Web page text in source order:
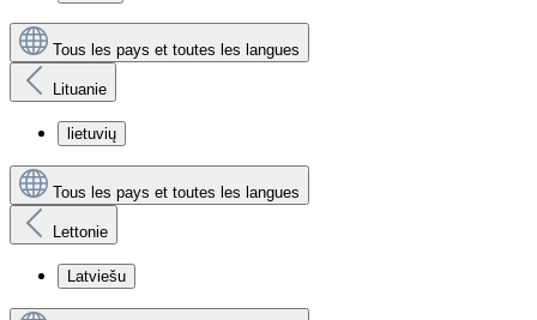
Tous les pays et toutes les langues
Lituanie
lietuvių
Tous les pays et toutes les langues
Lettonie
Latviešu